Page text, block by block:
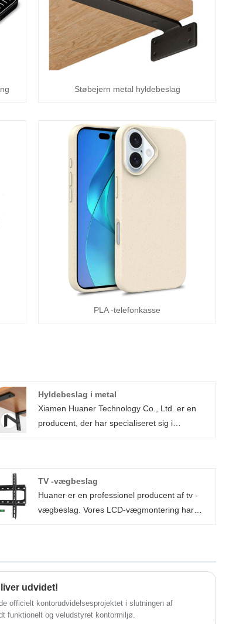
Støbejern metal hyldebeslag
PLA -telefonkasse
Hyldebeslag i metal
Xiamen Huaner Technology Co., Ltd. er en
producent, der har specialiseret sig i
yderst robust og pålidelig platform til
forskellige genstande. Fremstillet af
højstyrkestål, væsentligt tykkere end
elektroforetiske belægning giver enestående
korrosionsbestandighed og holdbarhed. Ved
at supplere disse funktioner, omfattende
installationsinstruktioner og højkvalitets
TV -vægbeslag
Huaner er en professionel producent af tv -
vægbeslag. Vores LCD-vægmontering har
bruges til montering af digital skiltning,
informationskiosker, selvbetjeningsterminaler
og medicinsk udstyr. Vi tilbyder OEM/ODM -
udvidet!
officielt kontorudvidelsesprojektet i slutningen af
funktionelt og veludstyret kontormiljø.